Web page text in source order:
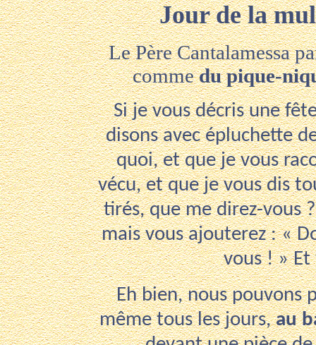
Jour de la
Le Père Cantalamessa
commedu pique-
Si je vous décris une
disons avec épluchette
quoi, et que je vous
vécu, et que je vous dis
tirés, que me direz-vous
mais vous ajouterez : «
vous ! » Et
Eh bien, nous pouvons
même tous les jours,au